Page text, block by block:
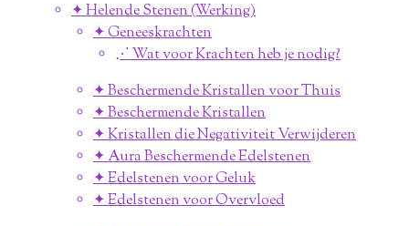
✦ Helende Stenen (Werking)
✦ Geneeskrachten
⋰ Wat voor Krachten heb je nodig?
✦ Beschermende Kristallen voor Thuis
✦ Beschermende Kristallen
✦ Kristallen die Negativiteit Verwijderen
✦ Aura Beschermende Edelstenen
✦ Edelstenen voor Geluk
✦ Edelstenen voor Overvloed